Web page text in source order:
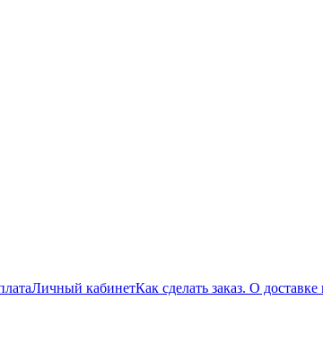
Личный кабинетКак сделать заказ. О доставке